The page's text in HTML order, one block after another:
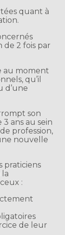
quant à
de 2 fois par
au moment
qu’il
d’une
son
ans au sein
profession,
nouvelle
praticiens
la
:
de leur